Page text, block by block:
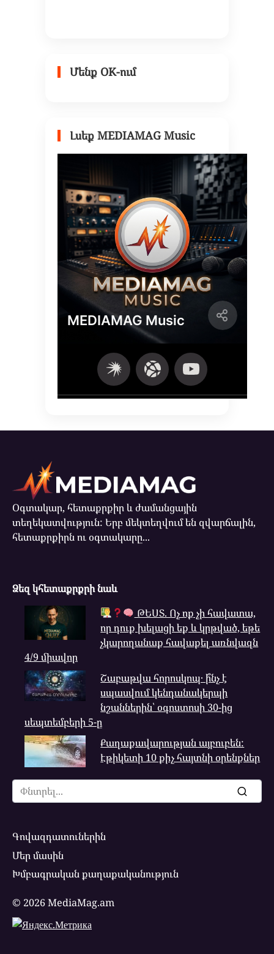
Մենք OK-ում
Լսեք MEDIAMAG Music
Օգտակար, հետաքրքիր և ժամանցային
տեղեկատվություն: Երբ մեկտեղվում են զվարճալին,
հետաքրքիրն ու օգտակարը...
Ձեզ կհետաքրքրի նաև
ԹԵՍՏ. Ոչ ոք չի հավատա,
որ դուք խելացի եք և կրթված, եթե
չկարողանաք հավաքել առնվազն
4/9 միավոր
Շաբաթվա հորոսկոպ․ ի՞նչ է
սպասվում կենդանակերպի
նշաններին՝ օգոստոսի 30-ից
սեպտեմբերի 5-ը
Քաղաքավարության այբուբեն:
Էթիկետի 10 քիչ հայտնի օրենքներ
Search
for:
Գովազդատուներին
Մեր մասին
Խմբագրական քաղաքականություն
© 2026 MediaMag.am